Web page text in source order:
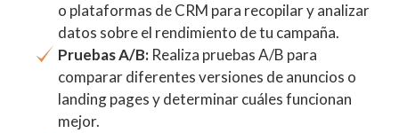
o plataformas de CRM para recopilar y analizar
datos sobre el rendimiento de tu campaña.
Pruebas A/B: Realiza pruebas A/B para
comparar diferentes versiones de anuncios o
landing pages y determinar cuáles funcionan
mejor.